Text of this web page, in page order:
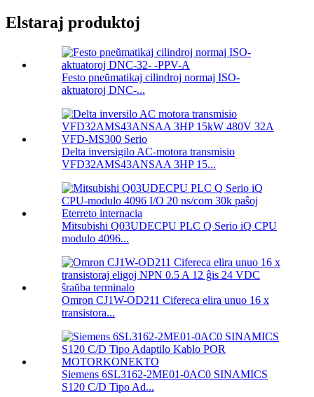
Elstaraj produktoj
Festo pneŭmatikaj cilindroj normaj ISO-
aktuatoroj DNC-...
Delta inversigilo AC-motora transmisio
VFD32AMS43ANSAA 3HP 15...
Mitsubishi Q03UDECPU PLC Q Serio iQ CPU
modulo 4096...
Omron CJ1W-OD211 Cifereca elira unuo 16 x
transistora...
Siemens 6SL3162-2ME01-0AC0 SINAMICS
S120 C/D Tipo Ad...